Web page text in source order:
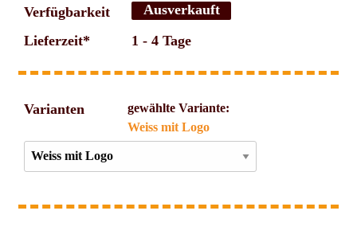
Verfügbarkeit
Ausverkauft
Lieferzeit*
1 - 4 Tage
Varianten
gewählte Variante:
Weiss mit Logo